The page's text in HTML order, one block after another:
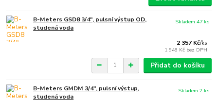
B-Meters GSD8 3/4", pulsní výstup OD,
studená voda
2 357 Kč/ks
1 948 Kč bez DPH
Skladem 47 ks
Přidat do košíku
B-Meters GMDM 3/4", pulsní výstup,
studená voda
Skladem 2 ks